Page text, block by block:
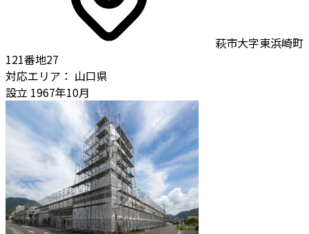
萩市大字東浜崎町
121番地27
対応エリア： 山口県
設立 1967年10月